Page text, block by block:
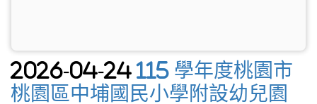
2026-04-24115 學年度桃園市
桃園區中埔國民小學附設幼兒園